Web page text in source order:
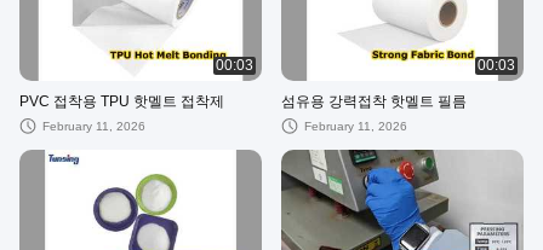
00:03
PVC 접착용 TPU 핫멜트 접착제
February 11, 2026
00:03
섬유용 강력접착 핫멜트 필름
February 11, 2026